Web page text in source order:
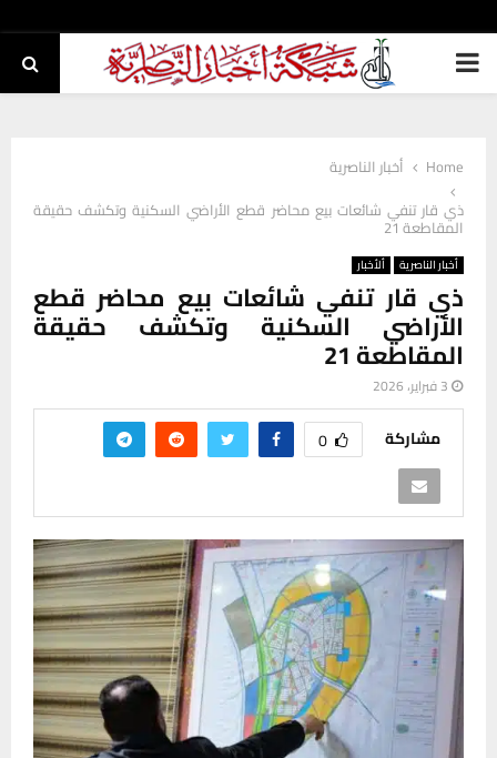
PRIMARY
Home
أخبار الناصرية
ذي قار تنفي شائعات بيع محاضر قطع الأراضي السكنية وتكشف حقيقة
المقاطعة 21
أخبار الناصرية ألأخبار
ذي قار تنفي شائعات بيع محاضر قطع
الأراضي السكنية وتكشف حقيقة
المقاطعة 21
3 فبراير، 2026
مشاركة 0